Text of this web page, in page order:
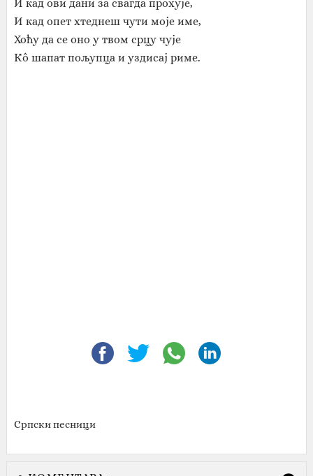
И кад ови дани за свагда прохује,
И кад опет хтеднеш чути моје име,
Хоћу да се оно у твом срцу чује
Кô шапат пољупца и уздисај риме.
Српски песници